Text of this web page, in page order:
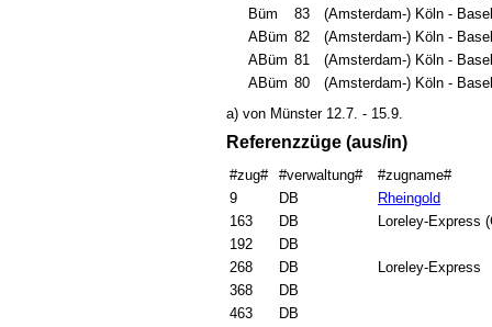
Büm
83
(Amsterdam-) Köln -
ABüm 82
(Amsterdam-) Köln -
ABüm 81
(Amsterdam-) Köln -
ABüm 80
(Amsterdam-) Köln -
a) von Münster 12.7. - 15.9.
Referenzzüge (aus/in)
#zug# #verwaltung#
#zugname#
9
DB
Rheingold
163
DB
Loreley-Express
192
DB
268
DB
Loreley-Express
368
DB
463
DB